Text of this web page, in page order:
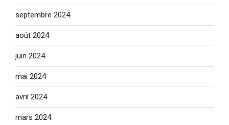
septembre 2024
août 2024
juin 2024
mai 2024
avril 2024
mars 2024